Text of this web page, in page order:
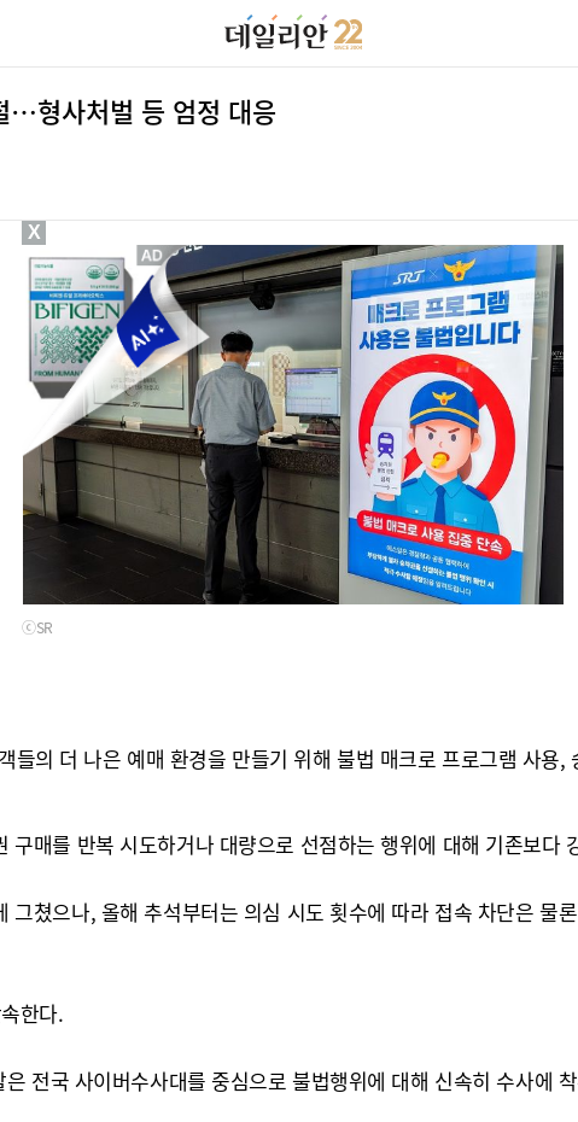
…형사처벌 등 엄정 대응
ⓒSR
들의 더 나은 예매 환경을 만들기 위해 불법 매크로 프로그램 사용
매를 반복 시도하거나 대량으로 선점하는 행위에 대해 기존보다
쳤으나, 올해 추석부터는 의심 시도 횟수에 따라 접속 차단은 물
한다.
전국 사이버수사대를 중심으로 불법행위에 대해 신속히 수사에
X